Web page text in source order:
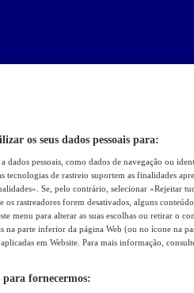
os seus dados pessoais para:
dados pessoais, como dados de navegação ou
de rastreio suportem as finalidades
Se, pelo contrário, selecionar «Rejeitar
os rastreadores forem desativados, alguns
menu para alterar as suas escolhas ou retirar o
na parte inferior da página Web (ou no ícone na
em Website. Para mais informação,
para fornecermos: